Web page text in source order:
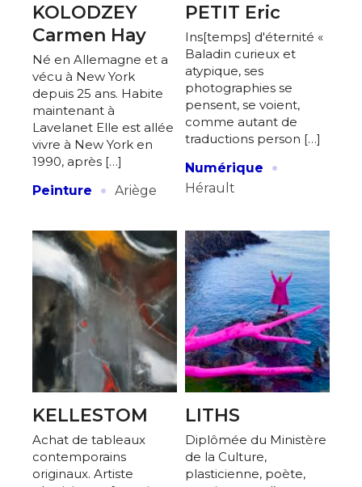
Adresse email*
Nom
Prénom
Statut / Organisation
J'accepte lestermes et conditions
* Champ obligatoire
Adresse email*
Prénom
Statut / Organisation
J'accepte lestermes et conditions
* Champ obligatoire
KOLODZEY
Carmen Hay
Né en Allemagne et a
vécu à New York
depuis 25 ans. Habite
maintenant à
Lavelanet Elle est allée
vivre à New York en
1990, après […]
Peinture
· Ariège
PETIT Eric
Ins[temps] d'éternité «
Baladin curieux et
atypique, ses
photographies se
pensent, se voient,
comme autant de
traductions person […]
Numérique
·
Hérault
KELLESTOM
Achat de tableaux
contemporains
originaux. Artiste
LITHS
Diplômée du Ministère
de la Culture,
plasticienne, poète,